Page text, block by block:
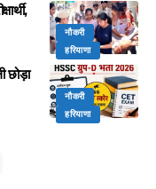
नौकरी
हरियाणा
नौकरी
हरियाणा